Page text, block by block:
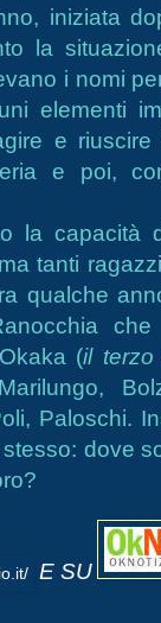
iniziata
la
i nomi
elementi
e
e poi,
la capacità
tanti
qualche
(il terzo
Paloschi.
dove
E SU